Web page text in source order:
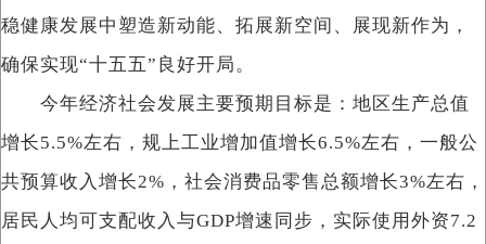
稳健康发展中塑造新动能、拓展新空间、展现新作为，
确保实现“十五五”良好开局。
今年经济社会发展主要预期目标是：地区生产总值
增长5.5%左右，规上工业增加值增长6.5%左右，一般公
共预算收入增长2%，社会消费品零售总额增长3%左右，
居民人均可支配收入与GDP增速同步，实际使用外资7.2